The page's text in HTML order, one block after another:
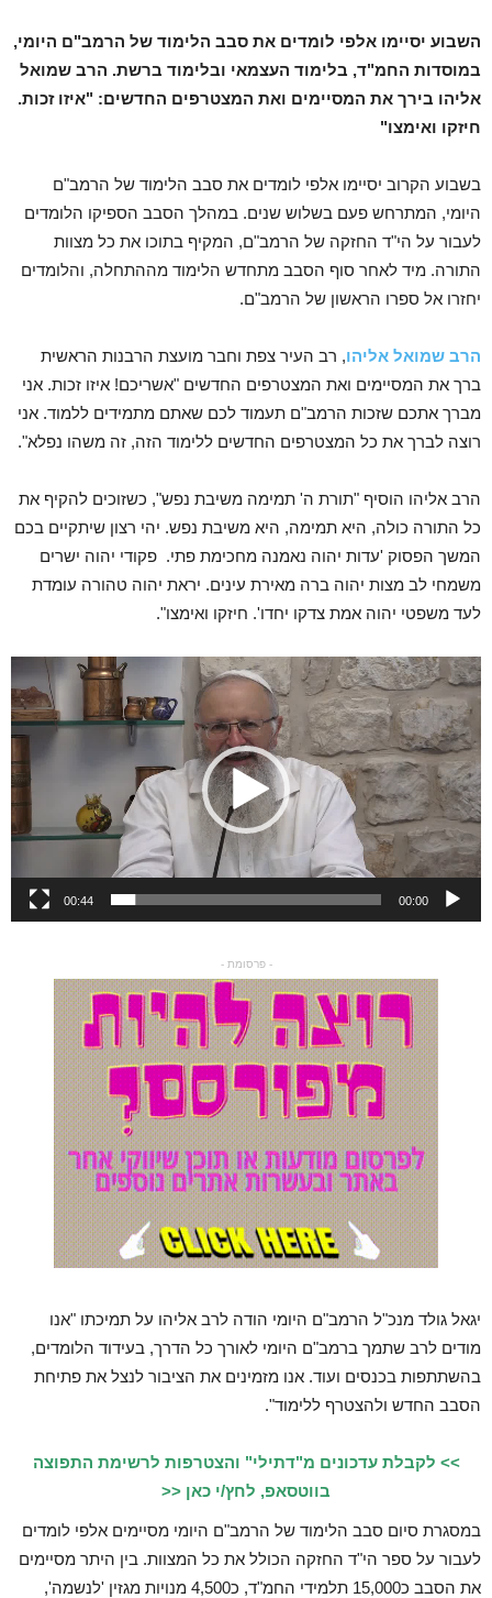
השבוע יסיימו אלפי לומדים את סבב הלימוד של הרמב"ם היומי,
במוסדות החמ"ד, בלימוד העצמאי ובלימוד ברשת. הרב שמואל
אליהו בירך את המסיימים ואת המצטרפים החדשים: "איזו זכות.
חיזקו ואימצו"
בשבוע הקרוב יסיימו אלפי לומדים את סבב הלימוד של הרמב"ם
היומי, המתרחש פעם בשלוש שנים. במהלך הסבב הספיקו הלומדים
לעבור על הי"ד החזקה של הרמב"ם, המקיף בתוכו את כל מצוות
התורה. מיד לאחר סוף הסבב מתחדש הלימוד מההתחלה, והלומדים
יחזרו אל ספרו הראשון של הרמב"ם.
הרב שמואל אליהו, רב העיר צפת וחבר מועצת הרבנות הראשית
ברך את המסיימים ואת המצטרפים החדשים "אשריכם! איזו זכות. אני
מברך אתכם שזכות הרמב"ם תעמוד לכם שאתם מתמידים ללמוד. אני
רוצה לברך את כל המצטרפים החדשים ללימוד הזה, זה משהו נפלא".
הרב אליהו הוסיף "תורת ה' תמימה משיבת נפש", כשזוכים להקיף את
כל התורה כולה, היא תמימה, היא משיבת נפש. יהי רצון שיתקיים בכם
המשך הפסוק 'עדות יהוה נאמנה מחכימת פתי. פקודי יהוה ישרים
משמחי לב מצות יהוה ברה מאירת עינים. יראת יהוה טהורה עומדת
לעד משפטי יהוה אמת צדקו יחדו'. חיזקו ואימצו".
נגן
וידאו
00:00
00:44
- פרסומת -
יגאל גולד מנכ"ל הרמב"ם היומי הודה לרב אליהו על תמיכתו "אנו
מודים לרב שתמך ברמב"ם היומי לאורך כל הדרך, בעידוד הלומדים,
בהשתתפות בכנסים ועוד. אנו מזמינים את הציבור לנצל את פתיחת
הסבב החדש ולהצטרף ללימוד".
>> לקבלת עדכונים מ"דתילי" והצטרפות לרשימת התפוצה
בווטסאפ, לחץ/י כאן <<
במסגרת סיום סבב הלימוד של הרמב"ם היומי מסיימים אלפי לומדים
לעבור על ספר הי"ד החזקה הכולל את כל המצוות. בין היתר מסיימים
את הסבב כ15,000 תלמידי החמ"ד, כ4,500 מנויות מגזין 'לנשמה',